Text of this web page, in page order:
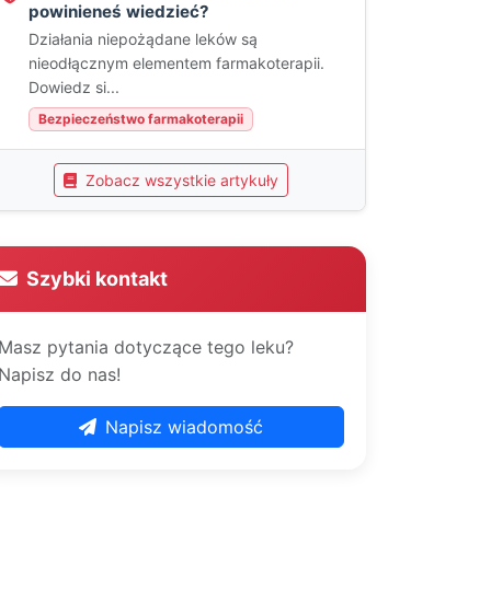
powinieneś wiedzieć?
Działania niepożądane leków są
nieodłącznym elementem farmakoterapii.
Dowiedz si...
Bezpieczeństwo farmakoterapii
Zobacz wszystkie artykuły
Szybki kontakt
pytania dotyczące tego leku?
do nas!
Napisz wiadomość